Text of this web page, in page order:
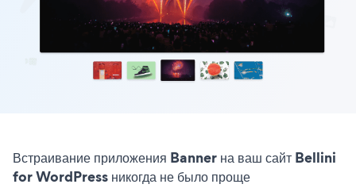
Встраивание приложения Banner на ваш сайт Bellini
for WordPress никогда не было проще